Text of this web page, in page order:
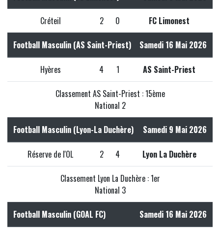
Créteil 2 0 FC Limonest
Football Masculin (AS Saint-Priest) Samedi 16 Mai 2026
Hyères 4 1 AS Saint-Priest
Classement AS Saint-Priest : 15ème
National 2
Football Masculin (Lyon-La Duchère) Samedi 9 Mai 2026
Réserve de l'OL 2 4 Lyon La Duchère
Classement Lyon La Duchère : 1er
National 3
Football Masculin (GOAL FC) Samedi 16 Mai 2026